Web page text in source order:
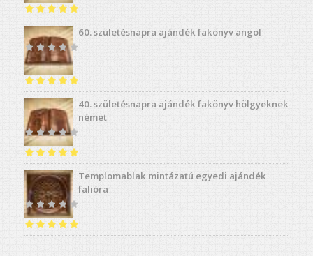
Értékelés:5.00
/ 5
60. születésnapra ajándék fakönyv angol
Értékelés:5.00
/ 5
40. születésnapra ajándék fakönyv hölgyeknek
német
Értékelés:5.00
/ 5
Templomablak mintázatú egyedi ajándék
falióra
Értékelés:5.00